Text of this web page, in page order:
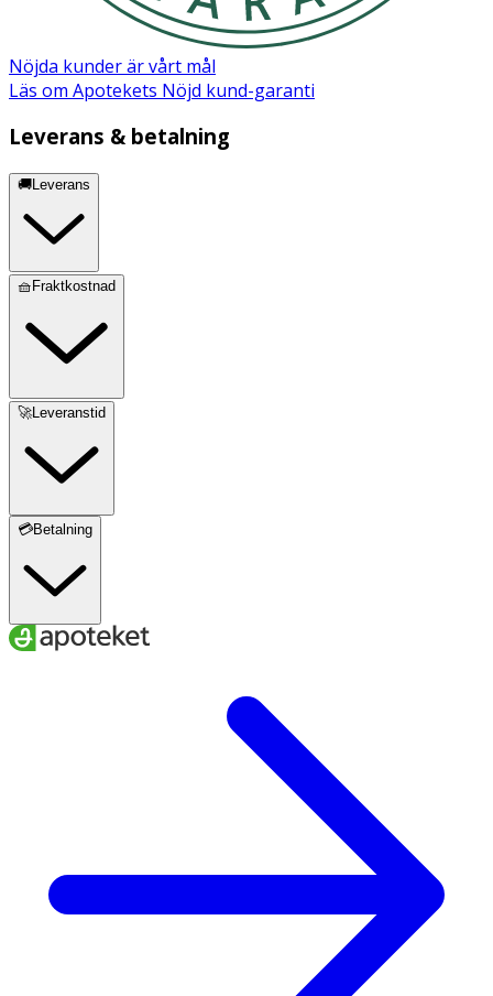
Nöjda kunder är vårt mål
Läs om Apotekets Nöjd kund-garanti
Leverans & betalning
🚚Leverans
🧺Fraktkostnad
🚀Leveranstid
💳Betalning